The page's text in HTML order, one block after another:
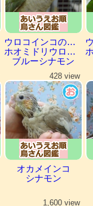
ウロコインコの仲間
ホオミドリウロコインコ
ブルーシナモン
428 view
オカメインコ
シナモン
1,600 view